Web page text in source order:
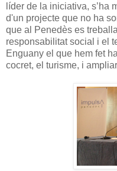
líder de la iniciativa, s’ha
d'un projecte que no ha
que al Penedès es
responsabilitat social i el
Enguany el que hem fet
cocret, el turisme, i